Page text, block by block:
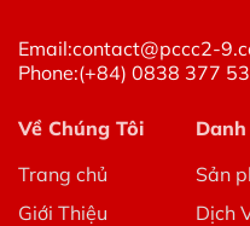
Email:contact@pccc2-
Phone:(+84) 0838 377
Về Chúng Tôi
Trang chủ
Giới Thiệu
Sản
Dịch